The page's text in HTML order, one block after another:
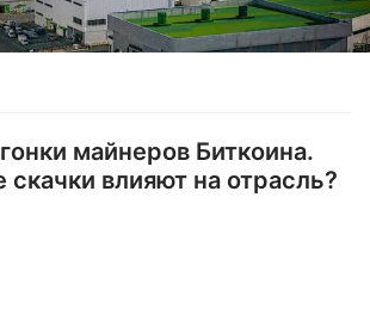
майнеров Биткоина.
влияют на отрасль?